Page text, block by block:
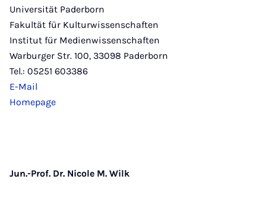
Universität Paderborn
Fakultät für Kulturwissenschaften
Institut für Medienwissenschaften
Warburger Str. 100, 33098 Paderborn
Tel.: 05251 603386
E-Mail
Homepage
Jun.-Prof. Dr. Nicole M. Wilk